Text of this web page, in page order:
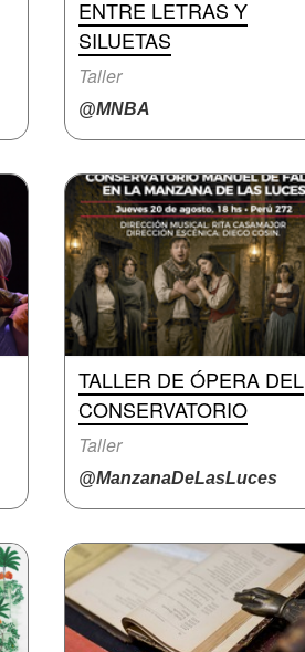
ENTRE LETRAS Y
SILUETAS
Taller
@MNBA
TALLER DE ÓPERA DEL
CONSERVATORIO
Taller
@ManzanaDeLasLuces